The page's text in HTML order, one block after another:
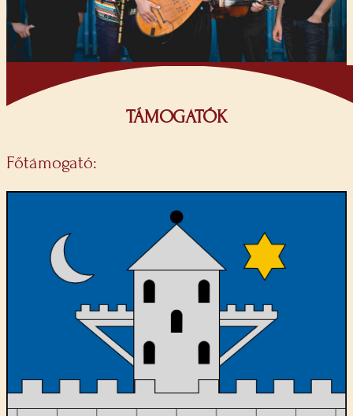
TÁMOGATÓK
Főtámogató: